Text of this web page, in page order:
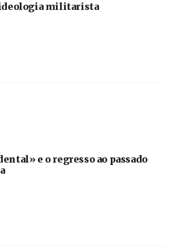
ideologia militarista
e o regresso ao passado